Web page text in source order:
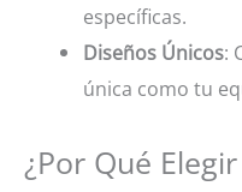
específicas.
Diseños Únicos:
única como tu
¿Por Qué